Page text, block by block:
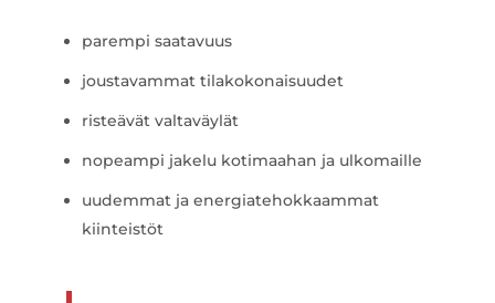
parempi saatavuus
joustavammat tilakokonaisuudet
risteävät valtaväylät
nopeampi jakelu kotimaahan ja ulkomaille
uudemmat ja energiatehokkaammat
kiinteistöt